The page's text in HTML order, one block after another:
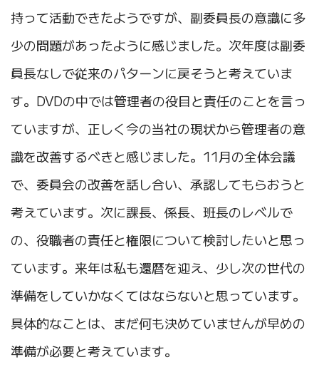
持って活動できたようですが、副委員長の意識に多
少の問題があったように感じました。次年度は副委
員長なしで従来のパターンに戻そうと考えていま
す。DVDの中では管理者の役目と責任のことを言っ
ていますが、正しく今の当社の現状から管理者の意
識を改善するべきと感じました。11月の全体会議
で、委員会の改善を話し合い、承認してもらおうと
考えています。次に課長、係長、班長のレベルで
の、役職者の責任と権限について検討したいと思っ
ています。来年は私も還暦を迎え、少し次の世代の
準備をしていかなくてはならないと思っています。
具体的なことは、まだ何も決めていませんが早めの
準備が必要と考えています。